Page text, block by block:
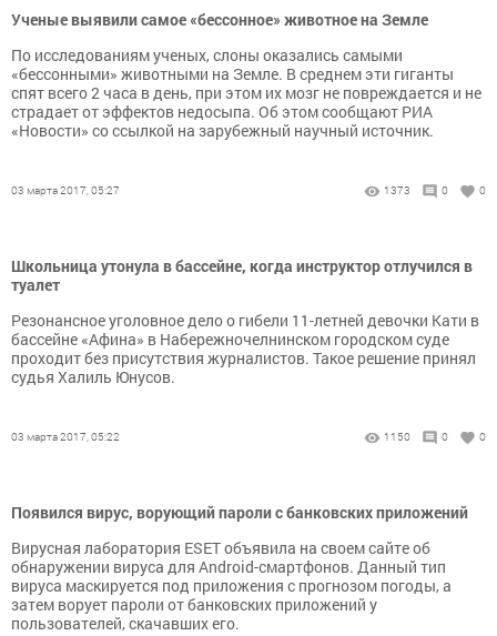
Ученые выявили самое «бессонное» животное на Земле
По исследованиям ученых, слоны оказались самыми
«бессонными» животными на Земле. В среднем эти гиганты
спят всего 2 часа в день, при этом их мозг не повреждается и не
страдает от эффектов недосыпа. Об этом сообщают РИА
«Новости» со ссылкой на зарубежный научный источник.
03 марта 2017, 05:27 1373 0 0
Школьница утонула в бассейне, когда инструктор отлучился в
туалет
Резонансное уголовное дело о гибели 11-летней девочки Кати в
бассейне «Афина» в Набережночелнинском городском суде
проходит без присутствия журналистов. Такое решение принял
судья Халиль Юнусов.
03 марта 2017, 05:22 1150 0 0
Появился вирус, ворующий пароли с банковских приложений
Вирусная лаборатория ESET объявила на своем сайте об
обнаружении вируса для Android-смартфонов. Данный тип
вируса маскируется под приложения с прогнозом погоды, а
затем ворует пароли от банковских приложений у
пользователей, скачавших его.